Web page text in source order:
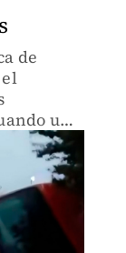
de
un
y